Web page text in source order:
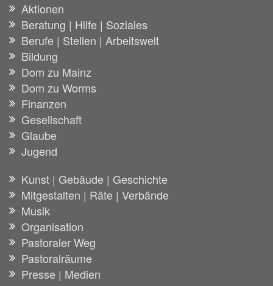
Aktionen
Beratung | Hilfe | Soziales
Berufe | Stellen | Arbeitswelt
Bildung
Dom zu Mainz
Dom zu Worms
Finanzen
Gesellschaft
Glaube
Jugend
Kunst | Gebäude | Geschichte
Mitgestalten | Räte | Verbände
Musik
Organisation
Pastoraler Weg
Pastoralräume
Presse | Medien